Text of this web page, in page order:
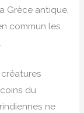
Grèce antique,
commun les
du
ne